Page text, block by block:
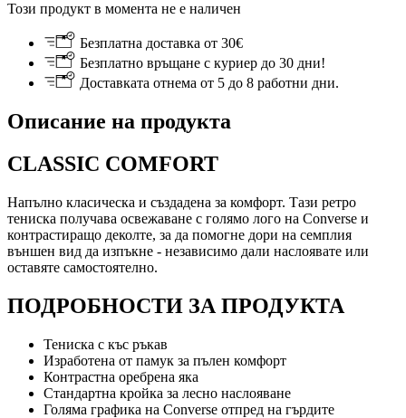
Този продукт в момента не е наличен
Безплатна доставка от 30€
Безплатно връщане с куриер до 30 дни!
Доставката отнема от 5 до 8 работни дни.
Описание на продукта
CLASSIC COMFORT
Напълно класическа и създадена за комфорт. Тази ретро
тениска получава освежаване с голямо лого на Converse и
контрастиращо деколте, за да помогне дори на семплия
външен вид да изпъкне - независимо дали наслоявате или
оставяте самостоятелно.
ПОДРОБНОСТИ ЗА ПРОДУКТА
Тениска с къс ръкав
Изработена от памук за пълен комфорт
Контрастна оребрена яка
Стандартна кройка за лесно наслояване
Голяма графика на Converse отпред на гърдите